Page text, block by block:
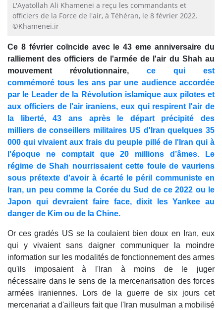
L'Ayatollah Ali Khamenei a reçu les commandants et
officiers de la Force de l'air, à Téhéran, le 8 février 2022.
©Khamenei.ir
Ce 8 février coïncide avec le 43 eme anniversaire du
ralliement des officiers de l'armée de l'air du Shah au
mouvement révolutionnaire, ce qui est
commémoré tous les ans par une audience accordée
par le Leader de la Révolution islamique aux pilotes et
aux officiers de l'air iraniens, eux qui respirent l'air de
la liberté, 43 ans après le départ précipité des
milliers de conseillers militaires US d'Iran quelques 35
000 qui vivaient aux frais du peuple pillé de l'Iran qui à
l'époque ne comptait que 20 millions d’âmes. Le
régime de Shah nourrissaient cette foule de vauriens
sous prétexte d'avoir à écarté le péril communiste en
Iran, un peu comme la Corée du Sud de ce 2022 ou le
Japon qui devraient faire face, dixit les Yankee au
danger de Kim ou de la Chine.
Or ces gradés US se la coulaient bien doux en Iran, eux
qui y vivaient sans daigner communiquer la moindre
information sur les modalités de fonctionnement des armes
qu'ils imposaient à l'Iran à moins de le juger
nécessaire dans le sens de la mercenarisation des forces
armées iraniennes. Lors de la guerre de six jours cet
mercenariat a d'ailleurs fait que l'Iran musulman a mobilisé